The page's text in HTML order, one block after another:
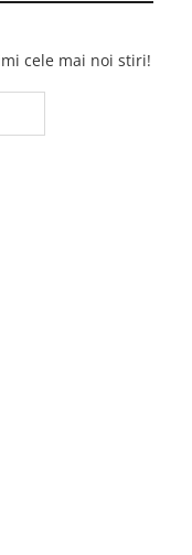
cele mai noi stiri!